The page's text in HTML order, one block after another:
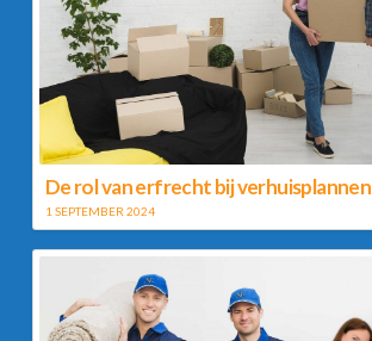
De rol van erfrecht bij verhuisplannen
1 SEPTEMBER 2024